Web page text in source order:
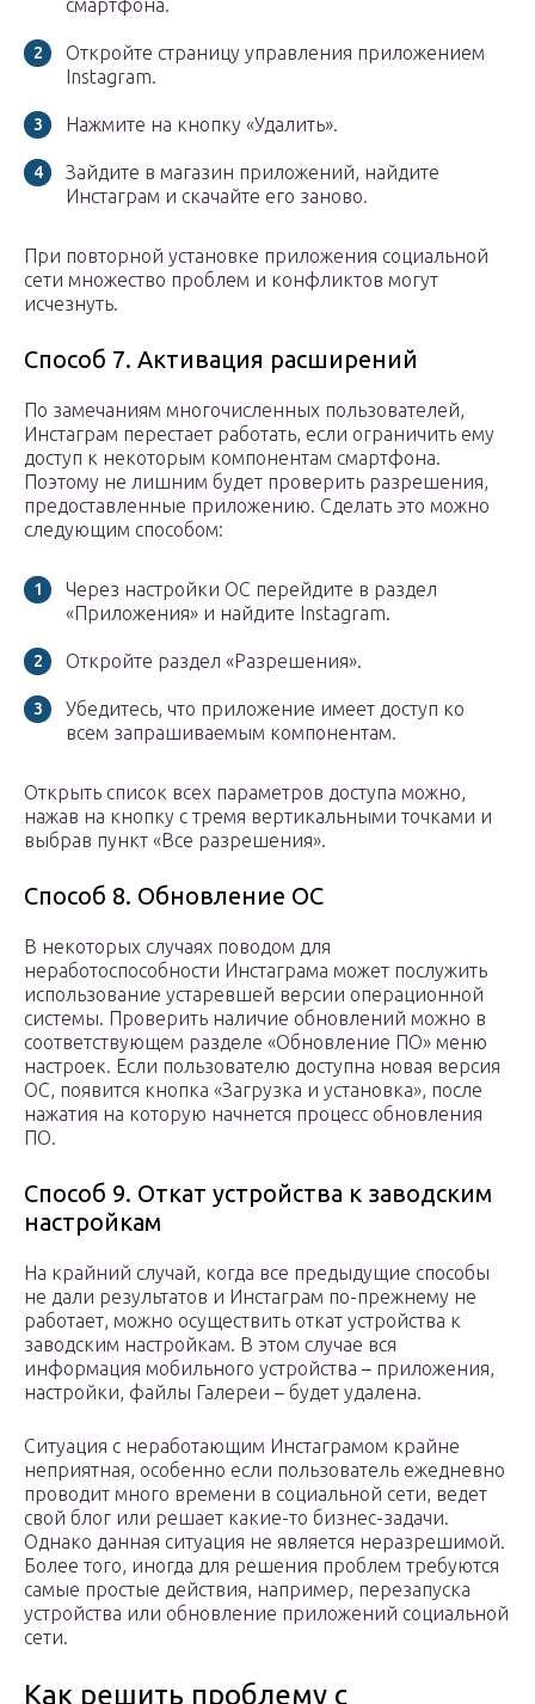
смартфона.
Откройте страницу управления приложением
Instagram.
Нажмите на кнопку «Удалить».
Зайдите в магазин приложений, найдите
Инстаграм и скачайте его заново.
При повторной установке приложения социальной
сети множество проблем и конфликтов могут
исчезнуть.
Способ 7. Активация расширений
По замечаниям многочисленных пользователей,
Инстаграм перестает работать, если ограничить ему
доступ к некоторым компонентам смартфона.
Поэтому не лишним будет проверить разрешения,
предоставленные приложению. Сделать это можно
следующим способом:
Через настройки ОС перейдите в раздел
«Приложения» и найдите Instagram.
Откройте раздел «Разрешения».
Убедитесь, что приложение имеет доступ ко
всем запрашиваемым компонентам.
Открыть список всех параметров доступа можно,
нажав на кнопку с тремя вертикальными точками и
выбрав пункт «Все разрешения».
Способ 8. Обновление ОС
В некоторых случаях поводом для
неработоспособности Инстаграма может послужить
использование устаревшей версии операционной
системы. Проверить наличие обновлений можно в
соответствующем разделе «Обновление ПО» меню
настроек. Если пользователю доступна новая версия
ОС, появится кнопка «Загрузка и установка», после
нажатия на которую начнется процесс обновления
ПО.
Способ 9. Откат устройства к заводским
настройкам
На крайний случай, когда все предыдущие способы
не дали результатов и Инстаграм по-прежнему не
работает, можно осуществить откат устройства к
заводским настройкам. В этом случае вся
информация мобильного устройства – приложения,
настройки, файлы Галереи – будет удалена.
Ситуация с неработающим Инстаграмом крайне
неприятная, особенно если пользователь ежедневно
проводит много времени в социальной сети, ведет
свой блог или решает какие-то бизнес-задачи.
Однако данная ситуация не является неразрешимой.
Более того, иногда для решения проблем требуются
самые простые действия, например, перезапуска
устройства или обновление приложений социальной
сети.
Как решить проблему с